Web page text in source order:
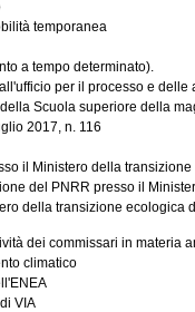
temporanea
a tempo determinato).
per il processo e
Scuola superiore della
2017, n. 116
il Ministero della
del PNRR presso il
della transizione
dei commissari in materia
climatico
VIA